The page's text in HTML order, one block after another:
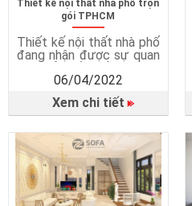
Thiết kế nội thất nhà phố trọn
gói TPHCM
Thiết kế nội thất nhà phố
đang nhận được sự quan
hàng. Đặc biệt là những
khách hàng sống ở thành
phố, những đô thị đông
đúc. Mỗi ngôi nhà với mỗi
cách thiết kế, kiến trúc
khác nhau sẽ tạo nên sự
khác biệt độc lập. Bên
cạnh đó […]
Tin tức từ thương hiệu
Zsofa nổi tiếng
06/04/2022
Xem chi tiết